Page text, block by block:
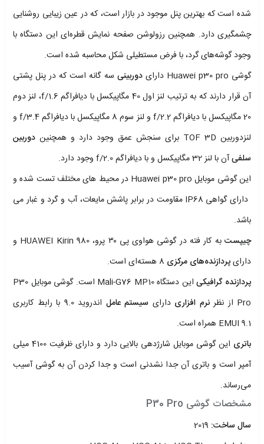
شده است که بهترین پنل موجود در بازار است، که در عین زیبایی روشنایی
چشمگیری دارد. همچنین رزولوشن صفحه نمایش قطره‌ای این دستگاه با
وجود گوشه‌های گرد، با فرض مستطیلی شکل محاسبه شده است.
گوشی Huawei p30 pro دارای
دوربینی سه گانه است که در پنل پشتی
آن قرار دارند که به ترتیب لنز اول 40 مگاپیکسل با دیافراگم f/1.6، لنز دوم
20 مگاپیکسل با دیافراگم f/2.2 و لنز سوم 8 مگاپیکسل با دیافراگم f/3.4 و
لنزدوربین TOF 3D برای سنجش عمق وجود دارد و همچنین
دوربین
سلفیآن با لنز 32 مگاپیکسل و با دیافراگم f/2.0 وجود دارد.
این گوشی موبایل Huawei p30 pro در محیط های مختلف تست شده و
دارای گواهی IP68 مقاومت در برابر پاشش مایعات، آب و گرد و غبار می
باشد.
چیپست
به کار فته در گوشی هواوی پی ۳۰ پرو، HUAWEI Kirin 980 و
دارایپردازنده‌های مرکزی
پردازنده گرافیکی
این دستگاه Mali-G76 MP10 است. گوشی موبایل P30
Pro از نظر
نرم افزاری دارای سیستم عامل
اندروید 9.0 با رابط کاربری
EMUI 9.1 همراه است.
باتری
این گوشی موبایل شارژدهی بالایی دارد و دارای ظرفیت 4100 میلی
آمپر است و باتری آن جدا نشدنی است و جدا کردن آن به گوشی آسیب
می‌رساند.
مشخصات گوشی P30 Pro
سال ساخت: 2019